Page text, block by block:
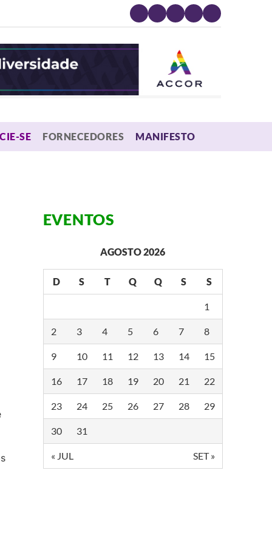
SE FORNECEDORES MANIFESTO
EVENTOS
AGOSTO 2026
D S T Q Q S S
1
2 3 4 5 6 7 8
9 10 11 12 13 14 15
16 17 18 19 20 21 22
23 24 25 26 27 28 29
30 31
« JUL SET »